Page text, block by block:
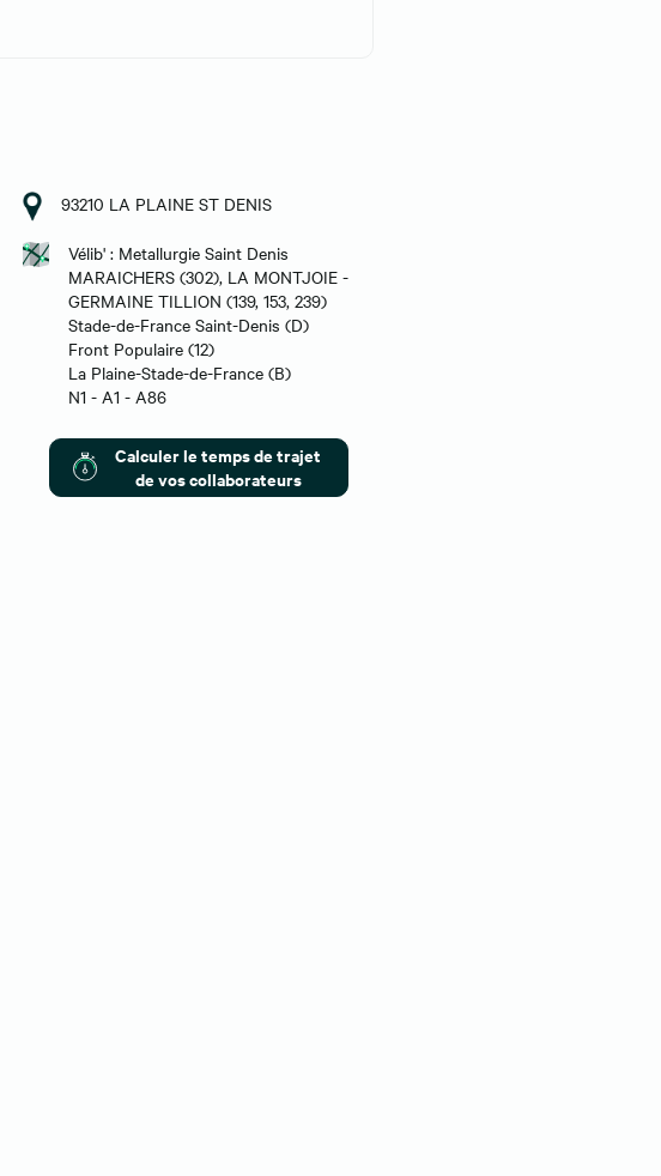
93210 LA PLAINE ST DENIS
Vélib' : Metallurgie Saint Denis
MARAICHERS (302), LA MONTJOIE -
GERMAINE TILLION (139, 153, 239)
Stade-de-France Saint-Denis (D)
Front Populaire (12)
La Plaine-Stade-de-France (B)
N1 - A1 - A86
Calculer le temps de trajet
de vos collaborateurs